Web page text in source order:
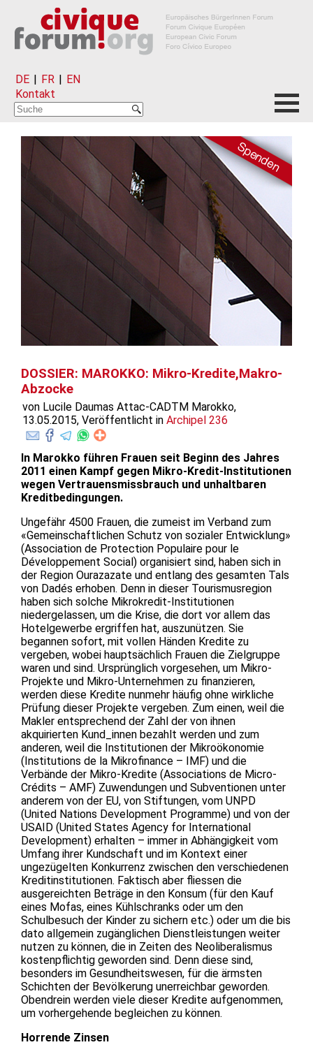
DE | FR | EN
Kontakt
DOSSIER: MAROKKO: Mikro-Kredite,Makro-
Abzocke
von Lucile Daumas Attac-CADTM Marokko,
13.05.2015, Veröffentlicht in Archipel 236
In Marokko führen Frauen seit Beginn des Jahres
2011 einen Kampf gegen Mikro-Kredit-Institutionen
wegen Vertrauensmissbrauch und unhaltbaren
Kreditbedingungen.
Ungefähr 4500 Frauen, die zumeist im Verband zum
«Gemeinschaftlichen Schutz von sozialer Entwicklung»
(Association de Protection Populaire pour le
Développement Social) organisiert sind, haben sich in
der Region Ourazazate und entlang des gesamten Tals
von Dadés erhoben. Denn in dieser Tourismusregion
haben sich solche Mikrokredit-Institutionen
niedergelassen, um die Krise, die dort vor allem das
Hotelgewerbe ergriffen hat, auszunützen. Sie
begannen sofort, mit vollen Händen Kredite zu
vergeben, wobei hauptsächlich Frauen die Zielgruppe
waren und sind. Ursprünglich vorgesehen, um Mikro-
Projekte und Mikro-Unternehmen zu finanzieren,
werden diese Kredite nunmehr häufig ohne wirkliche
Prüfung dieser Projekte vergeben. Zum einen, weil die
Makler entsprechend der Zahl der von ihnen
akquirierten Kund_innen bezahlt werden und zum
anderen, weil die Institutionen der Mikroökonomie
(Institutions de la Mikrofinance – IMF) und die
Verbände der Mikro-Kredite (Associations de Micro-
Crédits – AMF) Zuwendungen und Subventionen unter
anderem von der EU, von Stiftungen, vom UNPD
(United Nations Development Programme) und von der
USAID (United States Agency for International
Development) erhalten – immer in Abhängigkeit vom
Umfang ihrer Kundschaft und im Kontext einer
ungezügelten Konkurrenz zwischen den verschiedenen
Kreditinstitutionen. Faktisch aber fliessen die
ausgereichten Beträge in den Konsum (für den Kauf
eines Mofas, eines Kühlschranks oder um den
Schulbesuch der Kinder zu sichern etc.) oder um die bis
dato allgemein zugänglichen Dienstleistungen weiter
nutzen zu können, die in Zeiten des Neoliberalismus
kostenpflichtig geworden sind. Denn diese sind,
besonders im Gesundheitswesen, für die ärmsten
Schichten der Bevölkerung unerreichbar geworden.
Obendrein werden viele dieser Kredite aufgenommen,
um vorhergehende begleichen zu können.
Horrende Zinsen